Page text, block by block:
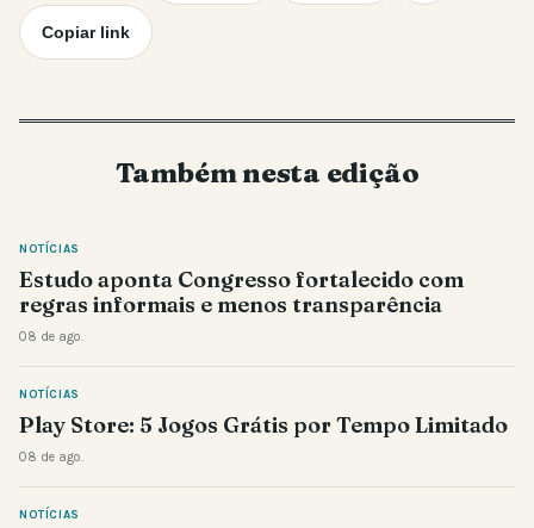
Copiar link
Também nesta edição
NOTÍCIAS
Estudo aponta Congresso fortalecido com
regras informais e menos transparência
08 de ago.
NOTÍCIAS
Play Store: 5 Jogos Grátis por Tempo Limitado
08 de ago.
NOTÍCIAS